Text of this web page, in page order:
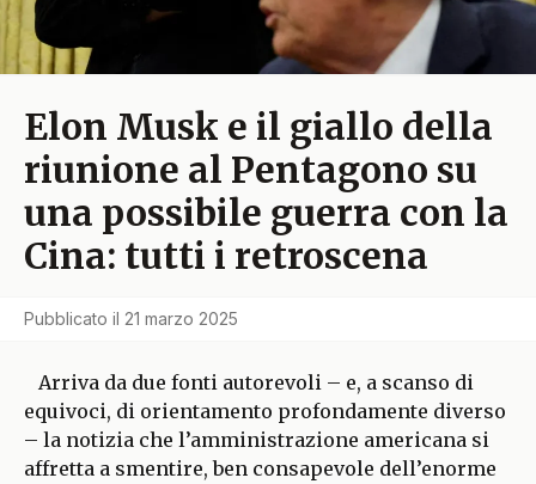
Elon Musk e il giallo della
riunione al Pentagono su
una possibile guerra con la
Cina: tutti i retroscena
Pubblicato il 21 marzo 2025
Arriva da due fonti autorevoli – e, a scanso di
equivoci, di orientamento profondamente diverso
– la notizia che l’amministrazione americana si
affretta a smentire, ben consapevole dell’enorme